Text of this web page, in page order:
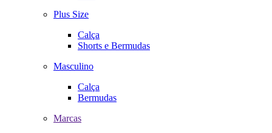
Plus Size
Calça
Shorts e Bermudas
Masculino
Calça
Bermudas
Marcas